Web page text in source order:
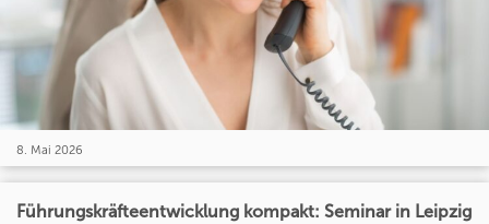
8. Mai 2026
Führungskräfteentwicklung kompakt: Seminar in Leipzig